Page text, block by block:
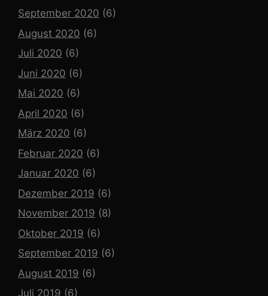
September 2020 (6)
August 2020 (6)
Juli 2020 (6)
Juni 2020 (6)
Mai 2020 (6)
April 2020 (6)
März 2020 (6)
Februar 2020 (6)
Januar 2020 (6)
Dezember 2019 (6)
November 2019 (8)
Oktober 2019 (6)
September 2019 (6)
August 2019 (6)
Juli 2019 (6)